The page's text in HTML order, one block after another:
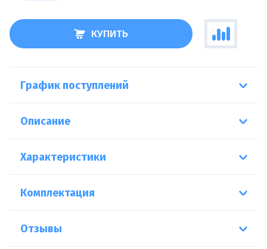
КУПИТЬ
График поступлений
Описание
Характеристики
Комплектация
Отзывы